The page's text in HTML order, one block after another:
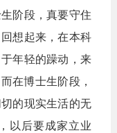
阶段，真要守住
想起来，在本科
年轻的躁动，来
在博士生阶段，
的现实生活的无
以后要成家立业